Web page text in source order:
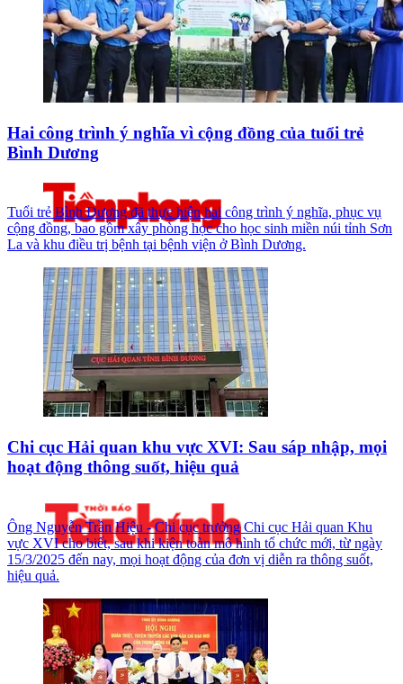
Hai công trình ý nghĩa vì cộng đồng của tuổi trẻ
Bình Dương
Tuổi trẻ Bình Dương đã thực hiện hai công trình ý nghĩa, phục vụ
cộng đồng, bao gồm xây phòng học cho học sinh miền núi tỉnh Sơn
La và khu điều trị bệnh tại bệnh viện ở Bình Dương.
Chi cục Hải quan khu vực XVI: Sau sáp nhập, mọi
hoạt động thông suốt, hiệu quả
Ông Nguyễn Trần Hiệu - Chi cục trưởng Chi cục Hải quan Khu
vực XVI cho biết, sau khi kiện toàn mô hình tổ chức mới, từ ngày
15/3/2025 đến nay, mọi hoạt động của đơn vị diễn ra thông suốt,
hiệu quả.